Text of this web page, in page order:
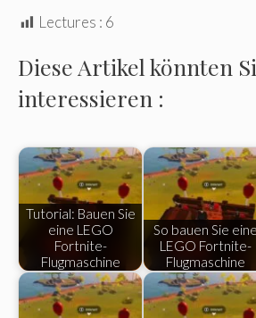
Lectures : 6
Diese Artikel könnten
interessieren :
Tutorial: Bauen Sie
eine LEGO
Fortnite-
Flugmaschine
So bauen Sie eine
LEGO Fortnite-
Flugmaschine